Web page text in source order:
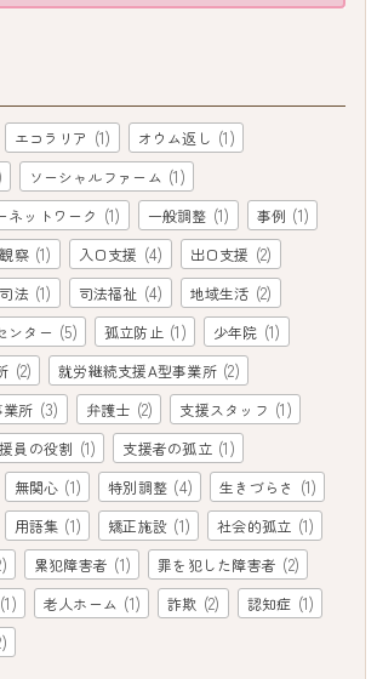
エコラリア (1) オウム返し (1)
ソーシャルファーム (1)
ネットワーク (1) 一般調整 (1) 事例 (1)
察 (1) 入口支援 (4) 出口支援 (2)
司法 (1) 司法福祉 (4) 地域生活 (2)
ンター (5) 孤立防止 (1) 少年院 (1)
(2) 就労継続支援A型事業所 (2)
所 (3) 弁護士 (2) 支援スタッフ (1)
員の役割 (1) 支援者の孤立 (1)
無関心 (1) 特別調整 (4) 生きづらさ (1)
用語集 (1) 矯正施設 (1) 社会的孤立 (1)
累犯障害者 (1) 罪を犯した障害者 (2)
(1) 老人ホーム (1) 詐欺 (2) 認知症 (1)